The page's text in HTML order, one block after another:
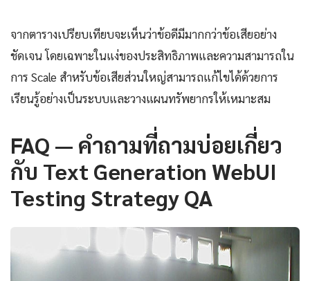
จากตารางเปรียบเทียบจะเห็นว่าข้อดีมีมากกว่าข้อเสียอย่าง
ชัดเจน โดยเฉพาะในแง่ของประสิทธิภาพและความสามารถใน
การ Scale สำหรับข้อเสียส่วนใหญ่สามารถแก้ไขได้ด้วยการ
เรียนรู้อย่างเป็นระบบและวางแผนทรัพยากรให้เหมาะสม
FAQ — คำถามที่ถามบ่อยเกี่ยว
กับ Text Generation WebUI
Testing Strategy QA